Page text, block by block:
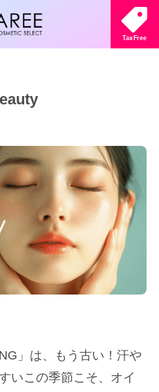
TaxFree
」は、もう古い！汗や
いこの季節こそ、オイ